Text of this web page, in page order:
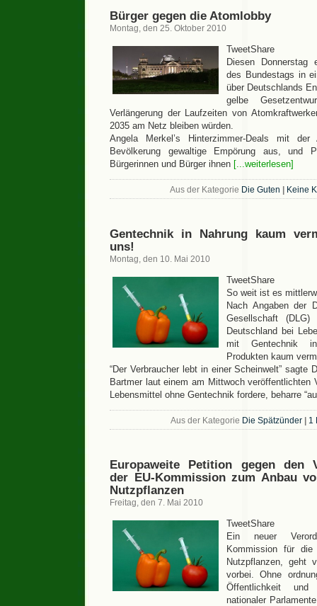
Bürger gegen die Atomlobby
Montag, den 25. Oktober 2010
TweetShare
Diesen Donnerstag
des Bundestags in
über Deutschlands
gelbe
Verlängerung der Laufzeiten von
2035 am Netz bleiben würden.
Angela Merkel’s Hinterzimmer-Deals mit
Bevölkerung gewaltige Empörung aus, und
Bürgerinnen und Bürger ihnen [...weiterlesen]
Aus der Kategorie Die Guten Keine
Gentechnik in Nahrung kaum
uns!
Montag, den 10. Mai 2010
TweetShare
So weit ist es
Nach Angaben der
Gesellschaft
Deutschland bei
mit Gentechnik
Produkten kaum
“Der Verbraucher lebt in einer Scheinwelt” sagte
Bartmer laut einem am Mittwoch veröffentlichten
Lebensmittel ohne Gentechnik fordere, beharre
Aus der Kategorie Die Spätzünder 1
Europaweite Petition gegen den
der EU-Kommission zum Anbau
Nutzpflanzen
Freitag, den 7. Mai 2010
TweetShare
Ein neuer
Kommission für die
Nutzpflanzen, geht
vorbei. Ohne
Öffentlichkeit
nationaler